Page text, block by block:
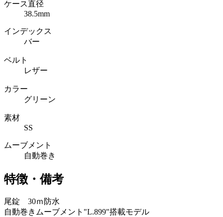
ケース直径
38.5mm
インデックス
バー
ベルト
レザー
カラー
グリーン
素材
SS
ムーブメント
自動巻き
特徴・備考
尾錠 30ｍ防水
自動巻きムーブメント"L.899"搭載モデル